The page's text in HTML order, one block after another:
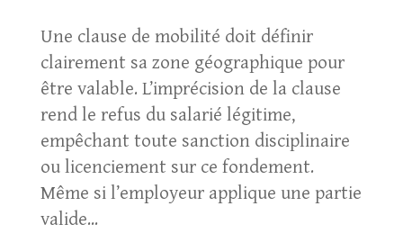
Une clause de mobilité doit définir
clairement sa zone géographique pour
être valable. L’imprécision de la clause
rend le refus du salarié légitime,
empêchant toute sanction disciplinaire
ou licenciement sur ce fondement.
Même si l’employeur applique une partie
valide...